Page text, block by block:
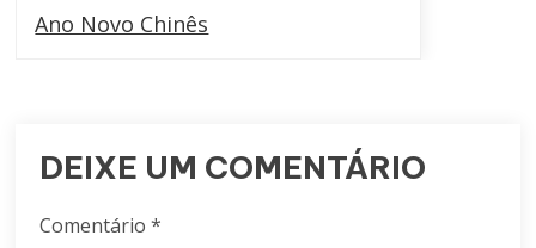
Ano Novo Chinês
DEIXE UM COMENTÁRIO
Comentário*